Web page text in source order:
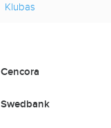
Klubas
Cencora
Swedbank